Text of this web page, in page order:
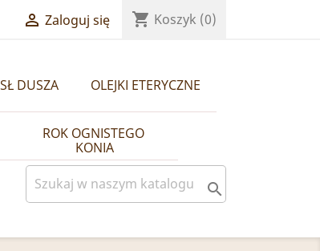
 Zaloguj się shopping_cart Koszyk (0)
DUSZA OLEJKI ETERYCZNE
ROK OGNISTEGO
KONIA
